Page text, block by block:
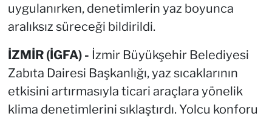
uygulanırken, denetimlerin yaz boyunca
aralıksız süreceği bildirildi.
İZMİR (İGFA) - İzmir Büyükşehir Belediyesi
Zabıta Dairesi Başkanlığı, yaz sıcaklarının
etkisini artırmasıyla ticari araçlara yönelik
klima denetimlerini sıklaştırdı. Yolcu konforu